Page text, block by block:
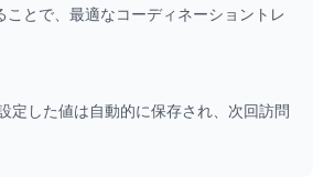
とで、最適なコーディネーショントレ
した値は自動的に保存され、次回訪問